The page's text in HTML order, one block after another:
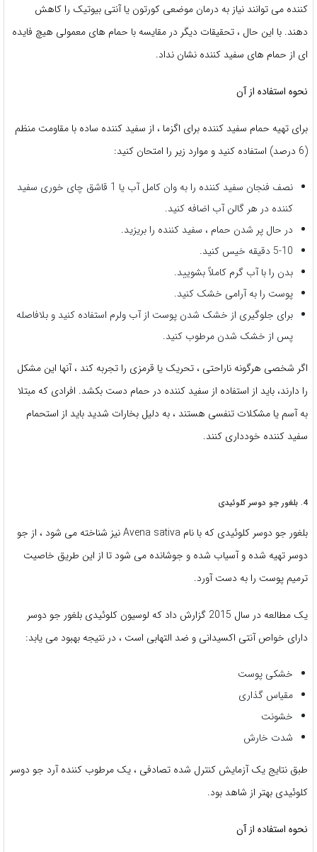
کننده می توانند نیاز به درمان موضعی کورتون یا آنتی بیوتیک را کاهش
دهند. با این حال ، تحقیقات دیگر در مقایسه با حمام های معمولی هیچ فایده
ای از حمام های سفید کننده نشان نداد.
نحوه استفاده از آن
برای تهیه حمام سفید کننده برای اگزما ، از سفید کننده ساده با مقاومت منظم
(6 درصد) استفاده کنید و موارد زیر را امتحان کنید:
نصف فنجان سفید کننده را به وان کامل آب یا 1 قاشق چای خوری سفید
کننده در هر گالن آب اضافه کنید.
در حال پر شدن حمام ، سفید کننده را بریزید.
5-10 دقیقه خیس کنید.
بدن را با آب گرم کاملاً بشویید.
پوست را به آرامی خشک کنید.
برای جلوگیری از خشک شدن پوست از آب ولرم استفاده کنید و بلافاصله
پس از خشک شدن مرطوب کنید.
اگر شخصی هرگونه ناراحتی ، تحریک یا قرمزی را تجربه کند ، آنها این مشکل
را دارند، باید از استفاده از سفید کننده در حمام دست بکشد. افرادی که مبتلا
به آسم یا مشکلات تنفسی هستند ، به دلیل بخارات شدید باید از استحمام
سفید کننده خودداری کنند.
4. بلغور جو دوسر کلوئیدی
بلغور جو دوسر کلوئیدی که با نام Avena sativa نیز شناخته می شود ، از جو
دوسر تهیه شده و آسیاب شده و جوشانده می شود تا از این طریق خاصیت
ترمیم پوست را به دست آورد.
یک مطالعه در سال 2015 گزارش داد که لوسیون کلوئیدی بلغور جو دوسر
دارای خواص آنتی اکسیدانی و ضد التهابی است ، در نتیجه بهبود می یابد:
خشکی پوست
مقیاس گذاری
خشونت
شدت خارش
طبق نتایج یک آزمایش کنترل شده تصادفی ، یک مرطوب کننده آرد جو دوسر
کلوئیدی بهتر از شاهد بود.
نحوه استفاده از آن